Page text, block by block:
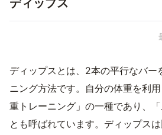
ディップス
ディップスとは、2本の平行なバー
ニング方法です。自分の体重を利
重トレーニング」の一種であり、「
とも呼ばれています。ディップス